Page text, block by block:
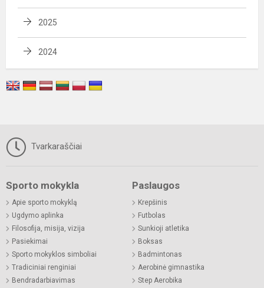
2025
2024
Tvarkaraščiai
Sporto mokykla
Apie sporto mokyklą
Ugdymo aplinka
Filosofija, misija, vizija
Pasiekimai
Sporto mokyklos simboliai
Tradiciniai renginiai
Bendradarbiavimas
Paslaugos
Krepšinis
Futbolas
Sunkioji atletika
Boksas
Badmintonas
Aerobinė gimnastika
Step Aerobika